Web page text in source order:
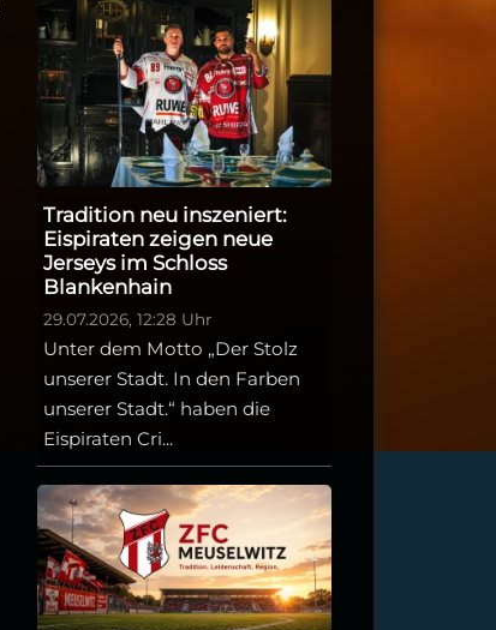
Tradition neu inszeniert:
Eispiraten zeigen neue
Jerseys im Schloss
Blankenhain
29.07.2026, 12:28 Uhr
Unter dem Motto „Der Stolz
unserer Stadt. In den Farben
unserer Stadt.“ haben die
Eispiraten Cri...